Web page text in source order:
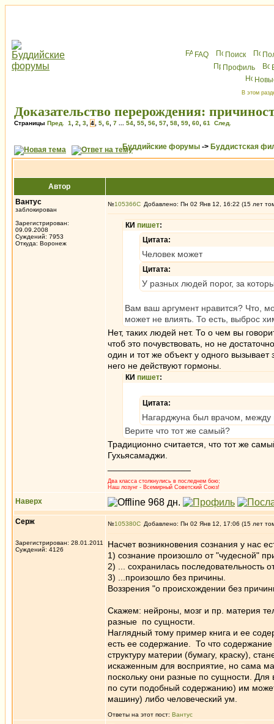
FAQ Поиск
Профиль
В этом
Доказательство перерождения:
Страницы Пред. 1 2 3 4 5 6 7 54 55 56 57 58 59 60 61 След.
Буддийские форумы -> Буддистская
Автор
Вантус
заблокирован
Зарегистрирован:
09.09.2008
Суждений: 7953
Откуда: Воронеж
№105366 Добавлено: Пн 02 Янв 12, 16:22 (15 лет
КИ пишет:
Цитата:
Человек может
Цитата:
У разных людей порог, за
Вам ваш аргумент нравится? Что,
может не влиять. То есть, выброс
Нет, таких людей нет. То о чем вы
чтоб это почувствовать, но не
один и тот же объект у одного вызывает
него не действуют гормоны.
КИ пишет:
Цитата:
Нагарджуна был врачом, между
Верите что тот же самый?
Традиционно считается, что тот же
Гухьясамаджи.
Два класса столкнулись в последнем бою;
Наш лозунг - Всемирный Советский Союз!
Наверх
Серж
Зарегистрирован: 28.01.2011
Суждений: 4126
№105380 Добавлено: Пн 02 Янв 12, 17:06 (15 лет
Насчет возникновения сознания у нас
1) сознание произошло от "чудесной"
2) ... сохранилась последовательность
3) ...произошло без причины.
Воззрения "о происхождении без
Скажем: нейроны, мозг и пр. материя
разные по сущности.
Наглядный тому пример книга и ее
есть ее содержание. То что содержание
структуру материи (бумагу, краску),
искаженным для восприятие, но сама
поскольку они разные по сущности.
по сути подобный содержанию) им
машину) либо человеческий ум.
Ответы на этот пост: Вантус